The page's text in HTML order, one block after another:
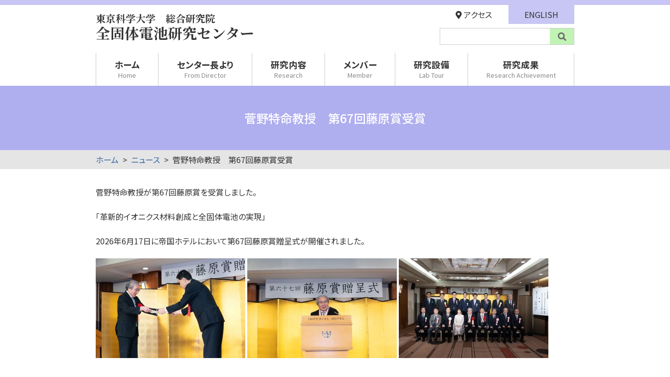
東京科学大学 総合研究院
全固体電池研究センター
アクセス ENGLISH
ホーム
Home
センター長より
From Director
研究内容
Research
メンバー
Member
研究設備
Lab Tour
研究成果
Research Achievement
菅野特命教授 第67回藤原賞受賞
ホーム ニュース 菅野特命教授 第67回藤原賞受賞
菅野特命教授が第67回藤原賞を受賞しました。
「革新的イオニクス材料創成と全固体電池の実現」
2026年6月17日に帝国ホテルにおいて第67回藤原賞贈呈式が開催されました。